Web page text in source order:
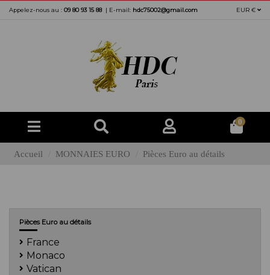
Appelez-nous au : 09 80 93 15 88 | E-mail: hdc75002@gmail.com EUR €
0
Accueil MONNAIES EURO Pièces Euro au détails
Pièces Euro au détails
France
Monaco
Vatican